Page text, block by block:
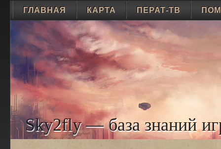
ГЛАВНАЯ КАРТА ПЕРАТ-ТВ
Sky2fly — база знаний